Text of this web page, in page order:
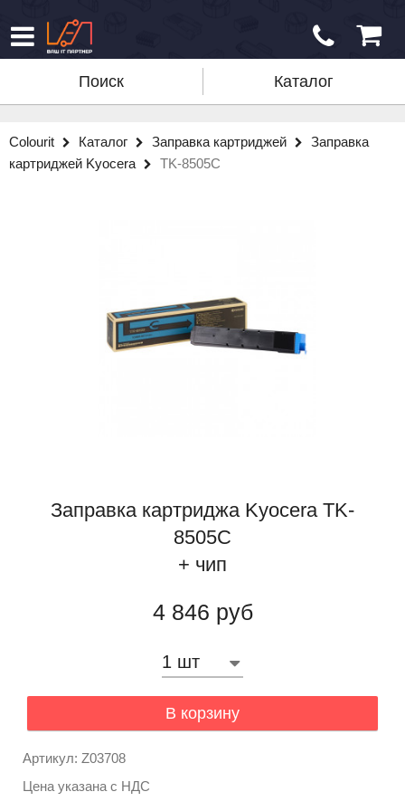
Поиск Каталог
Colourit Каталог Заправка картриджей
Заправка
картриджей Kyocera
TK-8505C
Заправка картриджа Kyocera TK-
8505C
+ чип
4 846 руб
В корзину
Артикул: Z03708
Цена указана с НДС